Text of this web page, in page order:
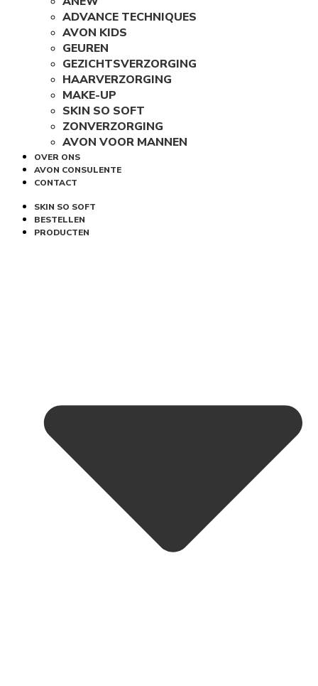
ADVANCE TECHNIQUES
AVON KIDS
GEUREN
GEZICHTSVERZORGING
HAARVERZORGING
MAKE-UP
SKIN SO SOFT
ZONVERZORGING
AVON VOOR MANNEN
OVER ONS
AVON CONSULENTE
CONTACT
SKIN SO SOFT
BESTELLEN
PRODUCTEN